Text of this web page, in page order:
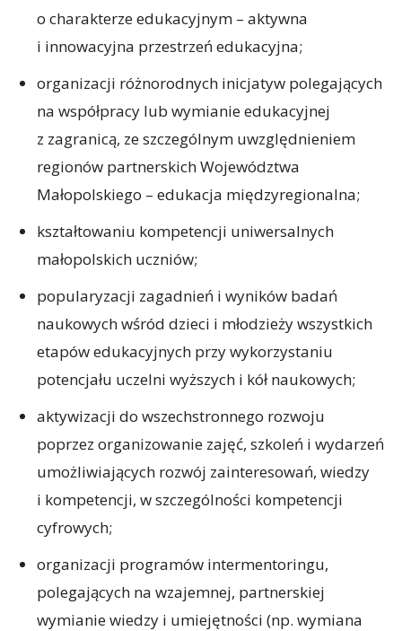
o charakterze edukacyjnym – aktywna
i innowacyjna przestrzeń edukacyjna;
organizacji różnorodnych inicjatyw polegających
na współpracy lub wymianie edukacyjnej
z zagranicą, ze szczególnym uwzględnieniem
regionów partnerskich Województwa
Małopolskiego – edukacja międzyregionalna;
kształtowaniu kompetencji uniwersalnych
małopolskich uczniów;
popularyzacji zagadnień i wyników badań
naukowych wśród dzieci i młodzieży wszystkich
etapów edukacyjnych przy wykorzystaniu
potencjału uczelni wyższych i kół naukowych;
aktywizacji do wszechstronnego rozwoju
poprzez organizowanie zajęć, szkoleń i wydarzeń
umożliwiających rozwój zainteresowań, wiedzy
i kompetencji, w szczególności kompetencji
cyfrowych;
organizacji programów intermentoringu,
polegających na wzajemnej, partnerskiej
wymianie wiedzy i umiejętności (np. wymiana